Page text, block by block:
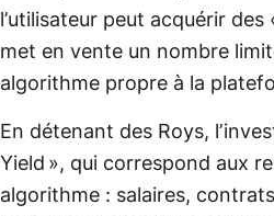
l’utilisateur peut acquérir
met en vente un nombre
algorithme propre à la
En détenant des Roys,
Yield », qui correspond aux
algorithme : salaires,